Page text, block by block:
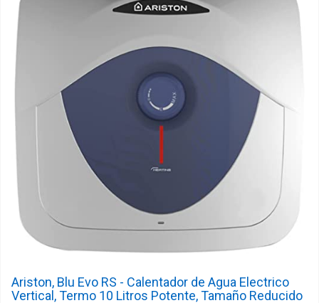
Ariston, Blu Evo RS - Calentador de Agua Electrico
Vertical, Termo 10 Litros Potente, Tamaño Reducido